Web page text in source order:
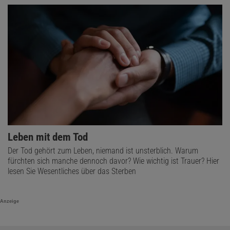
bestimmten Stoffwechselprodukten der eingebrachten Bakterien.
Leben mit dem Tod
Der Tod gehört zum Leben, niemand ist unsterblich. Warum
fürchten sich manche dennoch davor? Wie wichtig ist Trauer? Hier
lesen Sie Wesentliches über das Sterben
Anzeige